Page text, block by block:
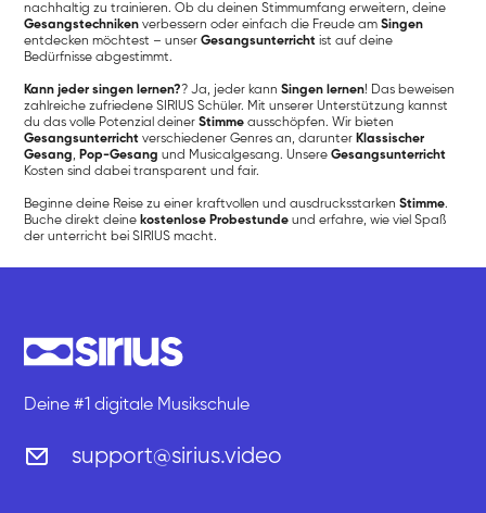
nachhaltig zu trainieren. Ob du deinen Stimmumfang erweitern, deine
Gesangstechniken verbessern oder einfach die Freude amSingen
entdecken möchtest – unserGesangsunterricht ist auf deine
Bedürfnisse abgestimmt.
Kann jeder singen lernen?? Ja, jeder kannSingen lernen! Das beweisen
zahlreiche zufriedene SIRIUS Schüler. Mit unserer Unterstützung kannst
du das volle Potenzial deinerStimme ausschöpfen. Wir bieten
Gesangsunterricht verschiedener Genres an, darunter Klassischer
Gesang, Pop-Gesang und Musicalgesang. UnsereGesangsunterricht
Kosten sind dabei transparent und fair.
Beginne deine Reise zu einer kraftvollen und ausdrucksstarkenStimme.
Buche direkt deine kostenlose Probestunde und erfahre, wie viel Spaß
der unterricht bei SIRIUS macht.
Deine #1 digitale Musikschule
support@sirius.video